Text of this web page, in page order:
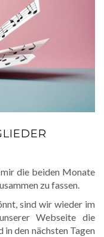
die beiden Monate
zu fassen.
sind wir wieder im
Webseite die
den nächsten Tagen